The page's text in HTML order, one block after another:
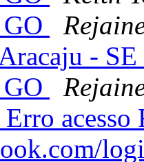
- SE
acesso